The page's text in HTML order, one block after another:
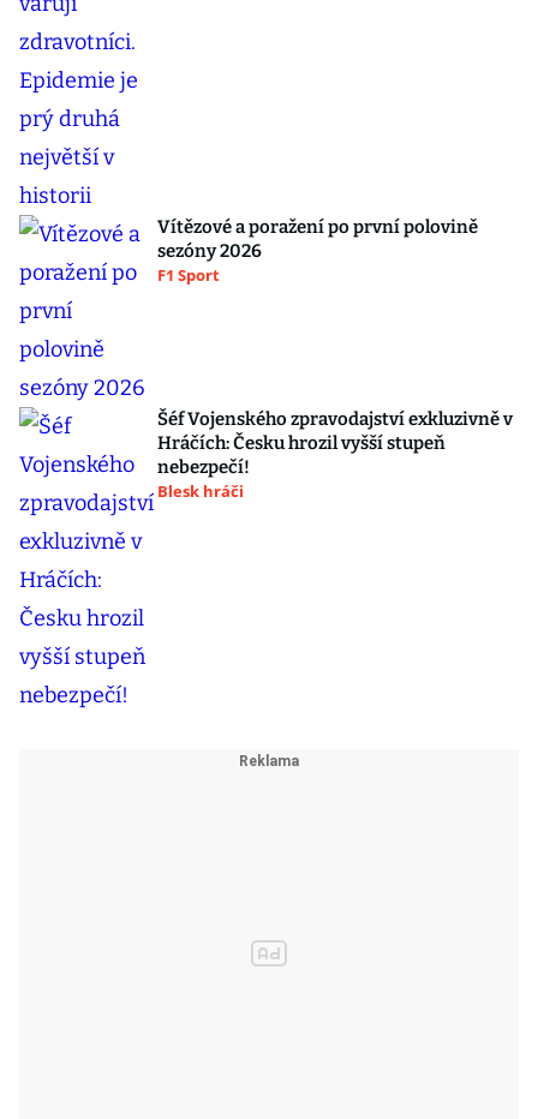
Vítězové a poražení po první polovině
sezóny 2026
F1 Sport
Šéf Vojenského zpravodajství exkluzivně v
Hráčích: Česku hrozil vyšší stupeň
nebezpečí!
Blesk hráči